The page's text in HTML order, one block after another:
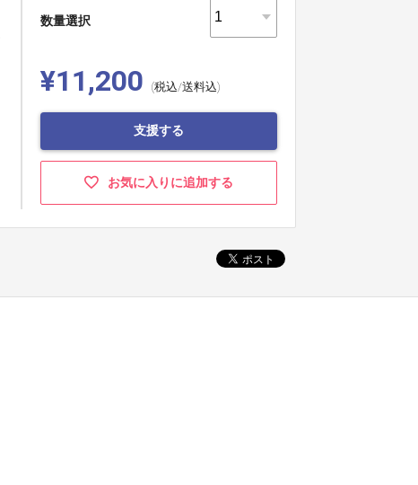
数量選択
¥11,200 (税込/送料込)
支援する
お気に入りに追加する